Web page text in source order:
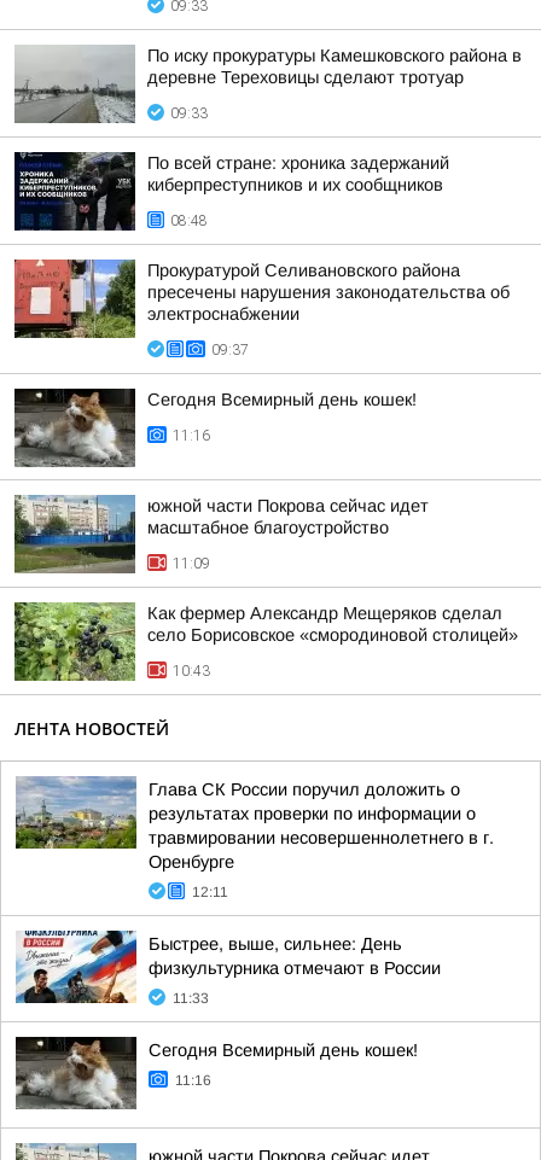
09:33
По иску прокуратуры Камешковского района в
деревне Тереховицы сделают тротуар
09:33
По всей стране: хроника задержаний
киберпреступников и их сообщников
08:48
Прокуратурой Селивановского района
пресечены нарушения законодательства об
электроснабжении
09:37
Сегодня Всемирный день кошек!
11:16
южной части Покрова сейчас идет
масштабное благоустройство
11:09
Как фермер Александр Мещеряков сделал
село Борисовское «смородиновой столицей»
10:43
ЛЕНТА НОВОСТЕЙ
Глава СК России поручил доложить о
результатах проверки по информации о
травмировании несовершеннолетнего в г.
Оренбурге
12:11
Быстрее, выше, сильнее: День
физкультурника отмечают в России
11:33
Сегодня Всемирный день кошек!
11:16